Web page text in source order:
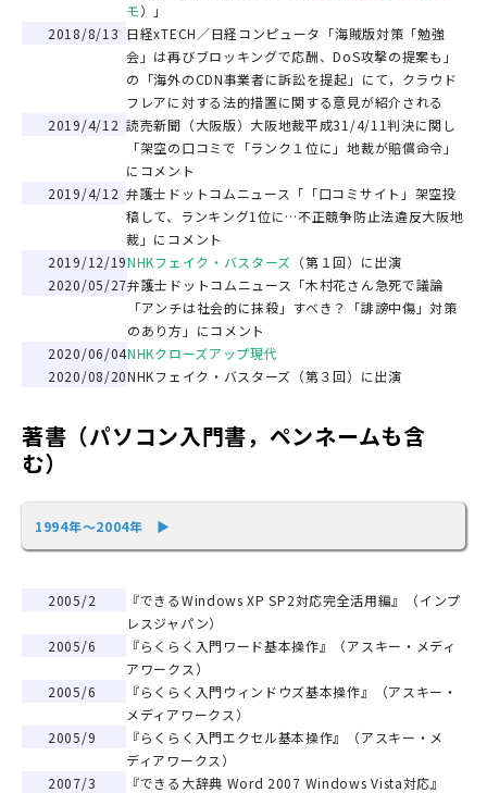
モ）」
2018/8/13 日経xTECH／日経コンピュータ「海賊版対策「勉強
会」は再びブロッキングで応酬、DoS攻撃の提案も」
の「海外のCDN事業者に訴訟を提起」にて，クラウド
フレアに対する法的措置に関する意見が紹介される
2019/4/12 読売新聞（大阪版）大阪地裁平成31/4/11判決に関し
「架空の口コミで「ランク１位に」地裁が賠償命令」
にコメント
2019/4/12 弁護士ドットコムニュース「「口コミサイト」架空投
稿して、ランキング1位に…不正競争防止法違反大阪地
裁」にコメント
2019/12/19NHKフェイク・バスターズ （第１回）に出演
2020/05/27弁護士ドットコムニュース「木村花さん急死で議論
「アンチは社会的に抹殺」すべき？「誹謗中傷」対策
のあり方」にコメント
2020/06/04NHKクローズアップ現代
2020/08/20NHKフェイク・バスターズ（第３回）に出演
著書（パソコン入門書，ペンネームも含
む）
1994年～2004年 ▶
2005/2
『できるWindows XP SP2対応完全活用編』（インプ
レスジャパン）
2005/6
『らくらく入門ワード基本操作』（アスキー・メディ
アワークス）
2005/6
『らくらく入門ウィンドウズ基本操作』（アスキー・
メディアワークス）
2005/9
『らくらく入門エクセル基本操作』（アスキー・メ
ディアワークス）
2007/3
『できる大辞典 Word 2007 Windows Vista対応』